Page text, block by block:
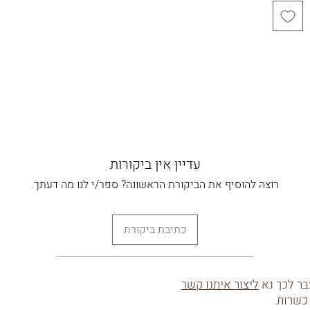
עדיין אין ביקורות
רוצה להוסיף את הביקורת הראשונה? ספר/י לנו מה דעתך.
כתיבת ביקורת
ליצור איתנו קשר